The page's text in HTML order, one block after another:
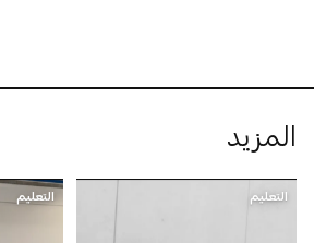
المزيد
التعليم التعليم